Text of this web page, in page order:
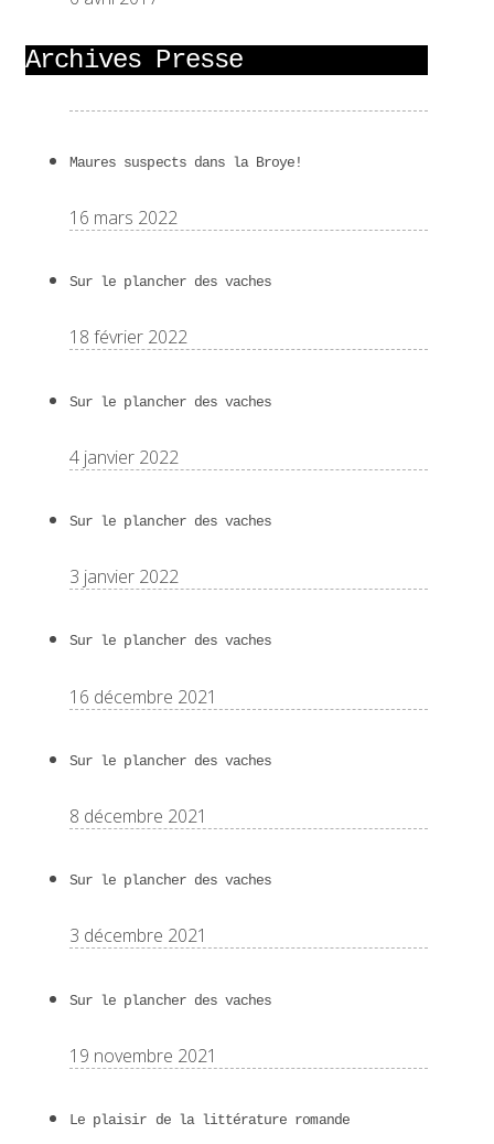
Archives Presse
Maures suspects dans la Broye!
16 mars 2022
Sur le plancher des vaches
18 février 2022
Sur le plancher des vaches
4 janvier 2022
Sur le plancher des vaches
3 janvier 2022
Sur le plancher des vaches
16 décembre 2021
Sur le plancher des vaches
8 décembre 2021
Sur le plancher des vaches
3 décembre 2021
Sur le plancher des vaches
19 novembre 2021
Le plaisir de la littérature romande